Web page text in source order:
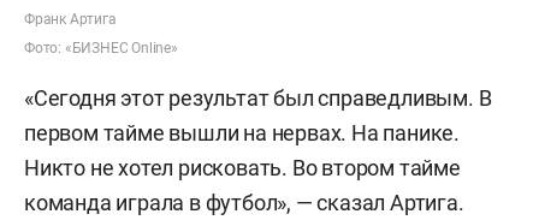
Франк Артига
Фото: «БИЗНЕС Online»
«Сегодня этот результат был справедливым. В
первом тайме вышли на нервах. На панике.
Никто не хотел рисковать. Во втором тайме
команда играла в футбол», — сказал Артига.